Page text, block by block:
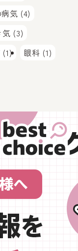
病気 (4)
気 (3)
(1) 眼科 (1)